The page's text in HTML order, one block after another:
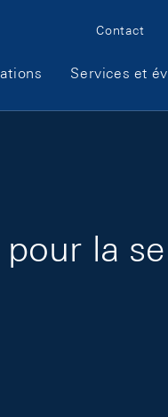
Meta
Contact
Services et
la